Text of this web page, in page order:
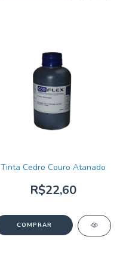
Tinta Cedro Couro Atanado
R$22,60